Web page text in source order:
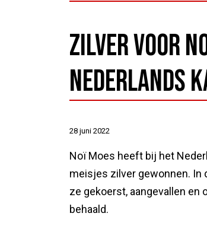
Zilver voor
Nederlands
28 juni 2022
Noï Moes heeft bij het
meisjes zilver gewonnen. In
ze gekoerst, aangevallen en
behaald.